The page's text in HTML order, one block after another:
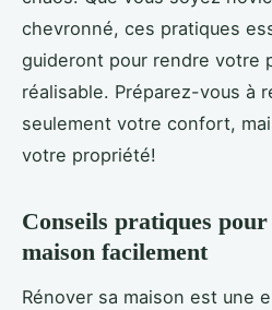
chevronné, ces pratiques
guideront pour rendre votre
réalisable. Préparez-vous à
seulement votre confort,
votre propriété!
Conseils pratiques
maison facilement
Rénover sa maison est une